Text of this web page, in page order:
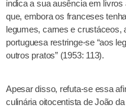
indica a sua ausência em
que, embora os franceses
legumes, carnes e crustáceos,
portuguesa restringe-se “aos
outros pratos” (1953: 113).
Apesar disso, refuta-se essa
culinária oitocentista de João